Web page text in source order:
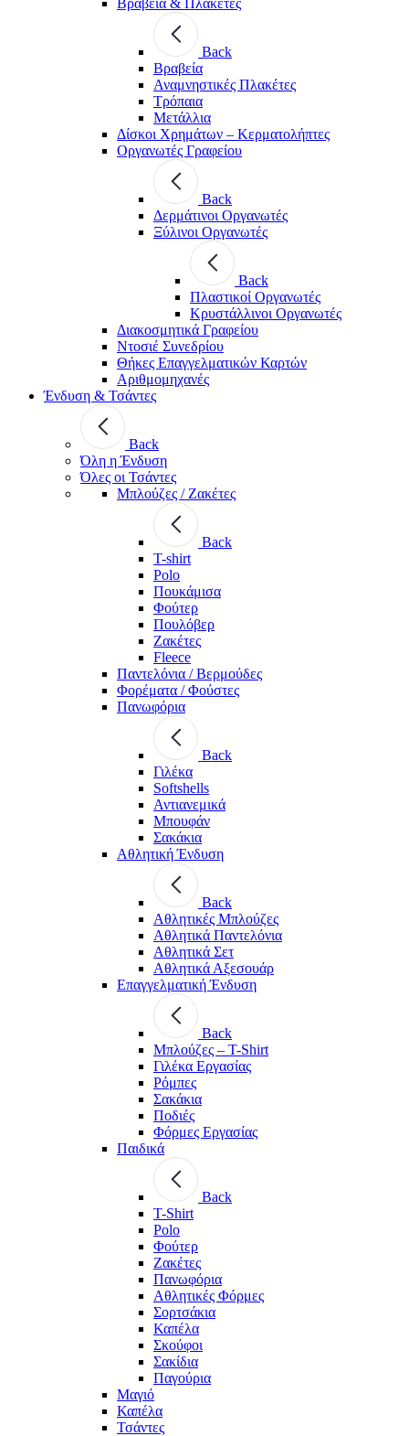
Back
Βραβεία
Αναμνηστικές Πλακέτες
Τρόπαια
Μετάλλια
Δίσκοι Χρημάτων – Κερματολήπτες
Οργανωτές Γραφείου
Back
Δερμάτινοι Οργανωτές
Ξύλινοι Οργανωτές
Back
Πλαστικοί Οργανωτές
Κρυστάλλινοι Οργανωτές
Διακοσμητικά Γραφείου
Ντοσιέ Συνεδρίου
Θήκες Επαγγελματικών Καρτών
Αριθμομηχανές
Ένδυση & Τσάντες
Back
Όλη η Ένδυση
Όλες οι Τσάντες
Μπλούζες / Ζακέτες
Back
T-shirt
Polo
Πουκάμισα
Φούτερ
Πουλόβερ
Ζακέτες
Fleece
Παντελόνια / Βερμούδες
Φορέματα / Φούστες
Πανωφόρια
Back
Γιλέκα
Softshells
Αντιανεμικά
Μπουφάν
Σακάκια
Αθλητική Ένδυση
Back
Aθλητικές Μπλούζες
Αθλητικά Παντελόνια
Αθλητικά Σετ
Αθλητικά Αξεσουάρ
Επαγγελματική Ένδυση
Back
Μπλούζες – T-Shirt
Γιλέκα Εργασίας
Ρόμπες
Σακάκια
Ποδιές
Φόρμες Εργασίας
Παιδικά
Back
T-Shirt
Polo
Φούτερ
Ζακέτες
Πανωφόρια
Αθλητικές Φόρμες
Σορτσάκια
Καπέλα
Σκούφοι
Σακίδια
Παγούρια
Μαγιό
Καπέλα
Τσάντες